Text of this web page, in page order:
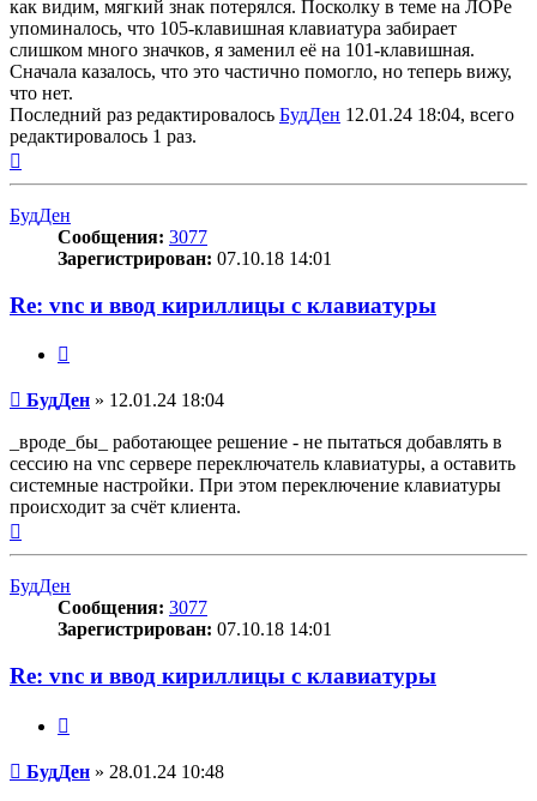
как видим, мягкий знак потерялся. Посколку в теме на ЛОРе
упоминалось, что 105-клавишная клавиатура забирает
слишком много значков, я заменил её на 101-клавишная.
Сначала казалось, что это частично помогло, но теперь вижу,
что нет.
Последний раз редактировалось БудДен 12.01.24 18:04, всего
редактировалось 1 раз.
БудДен
Сообщения: 3077
Зарегистрирован: 07.10.18 14:01
Re: vnc и ввод кириллицы с клавиатуры
Сообщение
БудДен » 12.01.24 18:04
_вроде_бы_ работающее решение - не пытаться добавлять в
сессию на vnc сервере переключатель клавиатуры, а оставить
системные настройки. При этом переключение клавиатуры
происходит за счёт клиента.
БудДен
Сообщения: 3077
Зарегистрирован: 07.10.18 14:01
Re: vnc и ввод кириллицы с клавиатуры
Сообщение
БудДен » 28.01.24 10:48